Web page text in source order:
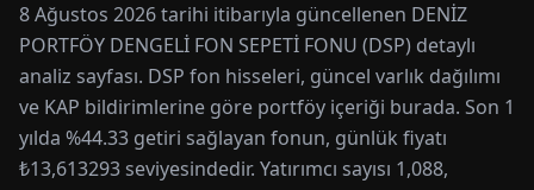
8 Ağustos 2026 tarihi itibarıyla güncellenen DENİZ
PORTFÖY DENGELİ FON SEPETİ FONU (DSP) detaylı
analiz sayfası. DSP fon hisseleri, güncel varlık dağılımı
ve KAP bildirimlerine göre portföy içeriği burada. Son 1
yılda %44.33 getiri sağlayan fonun, günlük fiyatı
₺13,613293 seviyesindedir. Yatırımcı sayısı 1,088,